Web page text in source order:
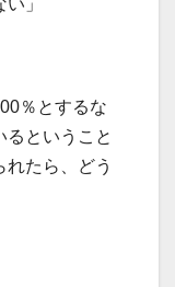
」
％とするな
るということ
たら、どう